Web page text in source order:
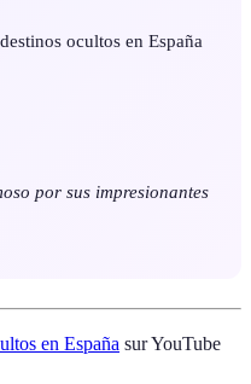
ocultos en España
por sus impresionantes
en España sur YouTube